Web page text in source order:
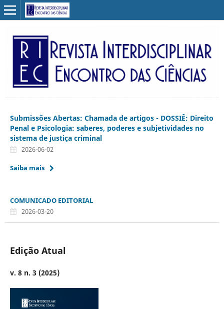
Submissões Abertas: Chamada de artigos - DOSSIÊ: Direito
Penal e Psicologia: saberes, poderes e subjetividades no
sistema de justiça criminal
2026-06-02
Saiba mais
COMUNICADO EDITORIAL
2026-03-20
Edição Atual
v. 8 n. 3 (2025)